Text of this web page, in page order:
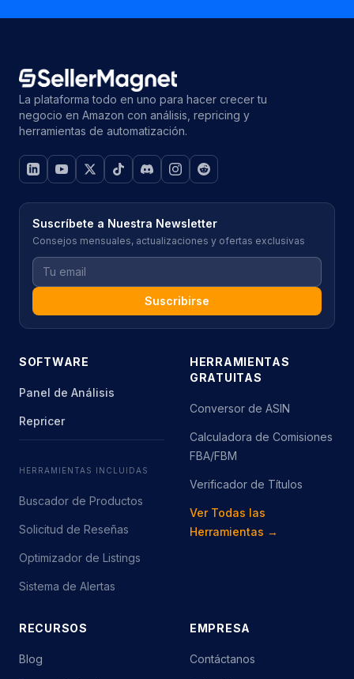
La plataforma todo en uno para hacer crecer tu
negocio en Amazon con análisis, repricing y
herramientas de automatización.
Suscríbete a Nuestra Newsletter
Consejos mensuales, actualizaciones y ofertas exclusivas
Suscribirse
SOFTWARE
Panel de Análisis
Repricer
HERRAMIENTAS INCLUIDAS
Buscador de Productos
Solicitud de Reseñas
Optimizador de Listings
Sistema de Alertas
HERRAMIENTAS
GRATUITAS
Conversor de ASIN
Calculadora de Comisiones
FBA/FBM
Verificador de Títulos
Ver Todas las
Herramientas →
RECURSOS
Blog
EMPRESA
Contáctanos